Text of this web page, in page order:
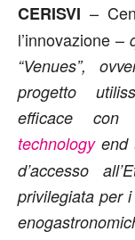
CERISVI –
l’innovazione –
“Venues”,
progetto
efficace con
technologyend
d’accesso
privilegiata per